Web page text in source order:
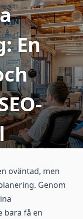
En
oväntad, men
Genom
bara få en